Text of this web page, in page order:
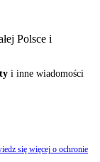
Polsce i
i inne wiadomości
się więcej o ochronie